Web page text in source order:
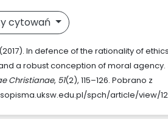
cytowań
In defence of the rationality of
a robust conception of moral agency.
Christianae, 51(2), 115–126. Pobrano z
spch/article/view/